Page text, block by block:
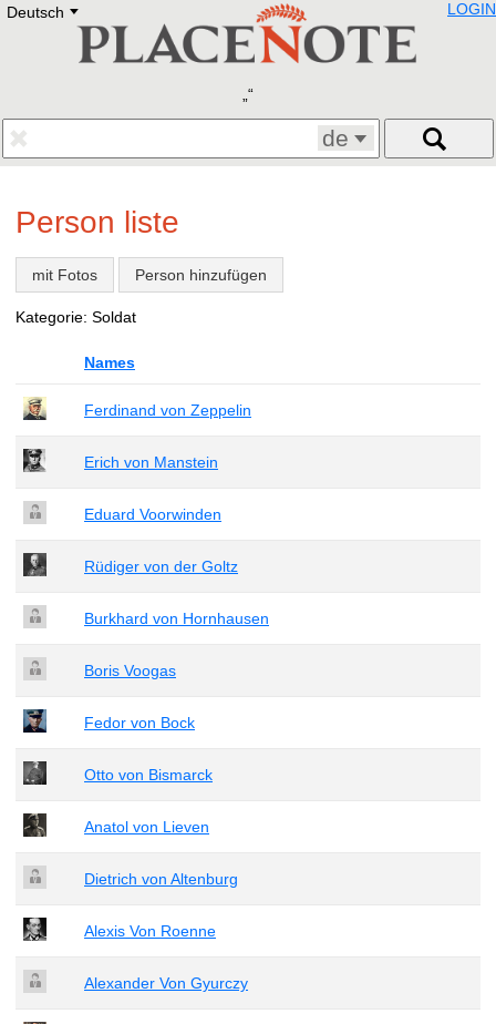
Deutsch E
Deutsch
Francais
Polski
Eestikeelne
LOGIN
de
Person liste
mit Fotos Person hinzufügen
Kategorie: Soldat
Names
Ferdinand von Zeppelin
Erich von Manstein
Eduard Voorwinden
Rüdiger von der Goltz
Burkhard von Hornhausen
Boris Voogas
Fedor von Bock
Otto von Bismarck
Anatol von Lieven
Dietrich von Altenburg
Alexis Von Roenne
Alexander Von Gyurczy